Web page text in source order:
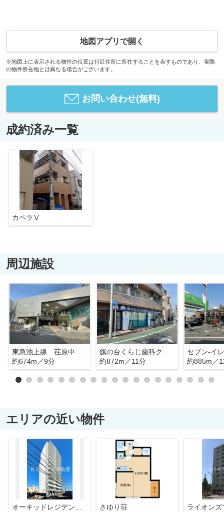
地図アプリで開く
※地図上に表示される物件の位置は付近住所に所在することを表すものであり、実際
の物件所在地とは異なる場合がございます。
お問い合わせ(無料)
成約済み一覧
カペラⅤ
周辺施設
約674m／9分
約872m／11分
約885m／
エリアの近い物件
さゆり荘